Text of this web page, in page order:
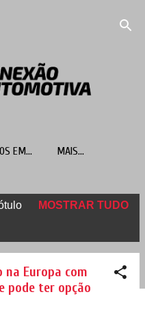
EM... MAIS…
MOSTRAR TUDO
na Europa com
pode ter opção